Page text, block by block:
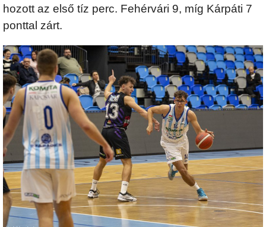
hozott az első tíz perc. Fehérvári 9, míg Kárpáti 7
ponttal zárt.